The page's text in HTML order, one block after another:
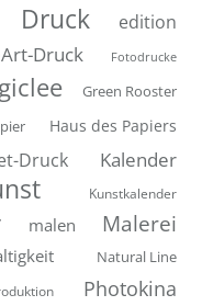
Druck edition
Druck Fotodrucke
giclee Green Rooster
Haus des Papiers
Druck Kalender
Kunstkalender
malen Malerei
Natural Line
Photokina